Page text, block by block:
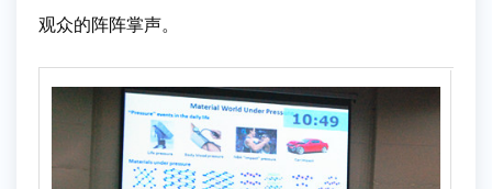
观众的阵阵掌声。